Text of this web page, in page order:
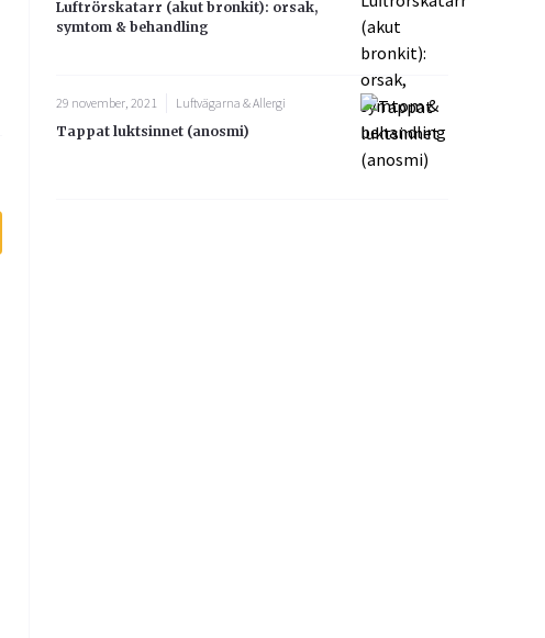
Luftrörskatarr (akut bronkit): orsak,
symtom & behandling
29 november, 2021
Luftvägarna & Allergi
Tappat luktsinnet (anosmi)